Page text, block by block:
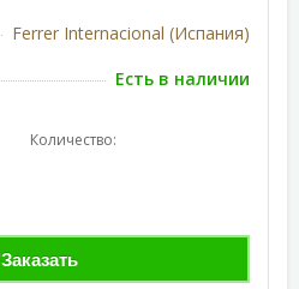
Ferrer Internacional (Испания)
Есть в наличии
Количество:
Заказать